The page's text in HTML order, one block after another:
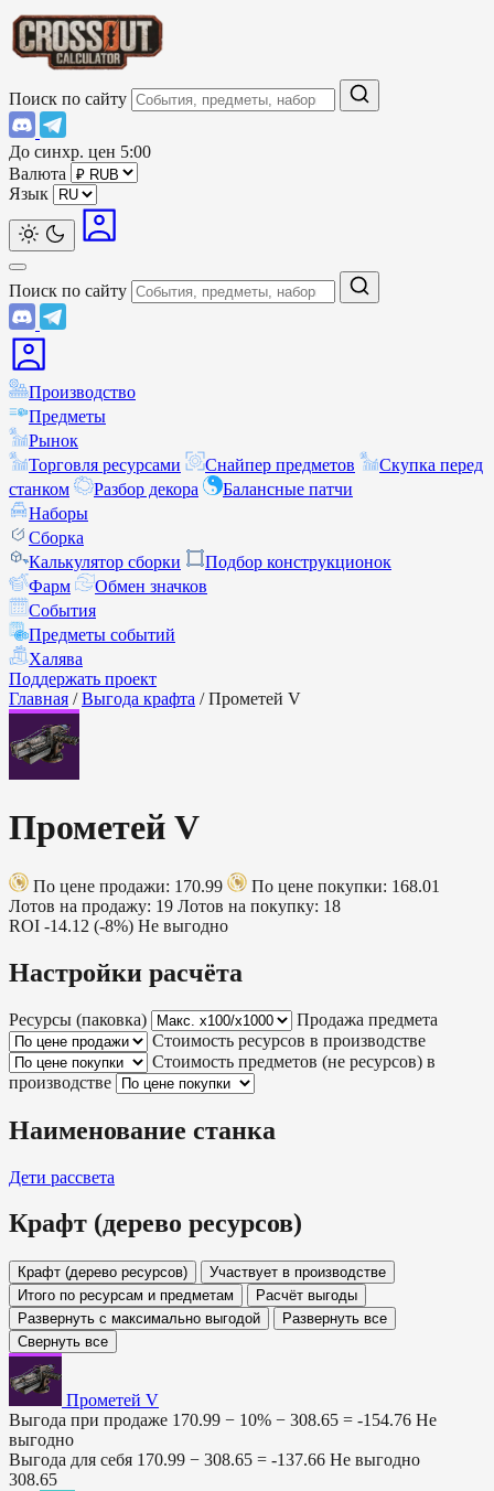
Поиск по сайту
До синхр. цен 5:00
Валюта
Язык
Поиск по сайту
Производство
Предметы
Рынок
Торговля ресурсами
Снайпер предметов
Скупка перед
станком
Разбор декора
Балансные патчи
Наборы
Сборка
Калькулятор сборки
Подбор конструкционок
Фарм
Обмен значков
События
Предметы событий
Халява
Поддержать проект
Главная / Выгода крафта / Прометей V
Прометей V
По цене продажи: 170.99
По цене покупки: 168.01
Лотов на продажу: 19 Лотов на покупку: 18
ROI -14.12 (-8%) Не выгодно
Настройки расчёта
Ресурсы (паковка)
Продажа предмета
Стоимость ресурсов в производстве
Стоимость предметов (не ресурсов) в
производстве
Наименование станка
Дети рассвета
Крафт (дерево ресурсов)
Крафт (дерево ресурсов)
Участвует в производстве
Итого по ресурсам и предметам
Расчёт выгоды
Развернуть с максимально выгодой
Развернуть все
Свернуть все
Прометей V
Выгода при продаже 170.99 − 10% − 308.65 = -154.76 Не
выгодно
Выгода для себя 170.99 − 308.65 = -137.66 Не выгодно
308.65